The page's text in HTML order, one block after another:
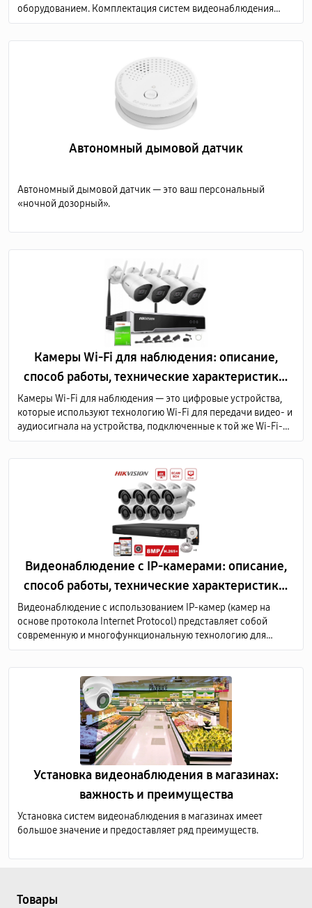
оборудованием. Комплектация систем видеонаблюдения
включает в себя несколько обязательных элементов:
Автономный дымовой датчик
Автономный дымовой датчик — это ваш персональный
«ночной дозорный».
Камеры Wi-Fi для наблюдения: описание,
способ работы, технические характеристики,
преимущества
Камеры Wi-Fi для наблюдения — это цифровые устройства,
которые используют технологию Wi-Fi для передачи видео- и
аудиосигнала на устройства, подключенные к той же Wi-Fi-
сети или через Интернет.
Видеонаблюдение с IP-камерами: описание,
способ работы, технические характеристики,
преимущества
Видеонаблюдение с использованием IP-камер (камер на
основе протокола Internet Protocol) представляет собой
современную и многофункциональную технологию для
мониторинга и записи видеоизображений в различных
общественные здания, а также промышленные предприятия.
Установка видеонаблюдения в магазинах:
важность и преимущества
Установка систем видеонаблюдения в магазинах имеет
большое значение и предоставляет ряд преимуществ.
Товары